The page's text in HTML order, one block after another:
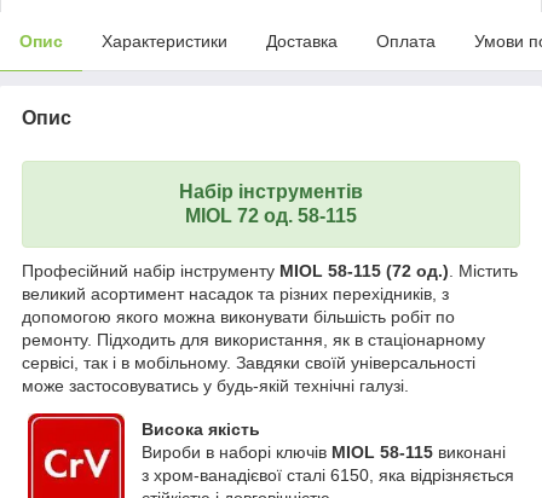
Опис Характеристики Доставка Оплата Умови
Опис
Набір інструментів
MIOL 72 од. 58-115
Професійний набір інструменту MIOL 58-115 (72 од.) . Містить
великий асортимент насадок та різних перехідників, з
допомогою якого можна виконувати більшість робіт по
ремонту. Підходить для використання, як в стаціонарному
сервісі, так і в мобільному. Завдяки своїй універсальності
може застосовуватись у будь-якій технічні галузі.
Висока якість
Вироби в наборі ключів MIOL 58-115 виконані
з хром-ванадієвої сталі 6150, яка відрізняється